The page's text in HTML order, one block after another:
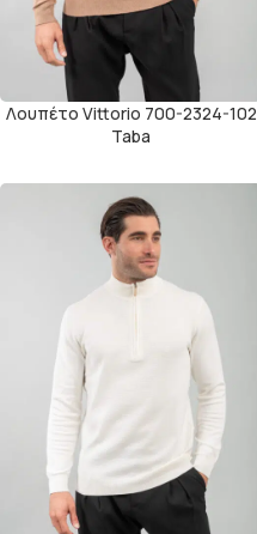
Λουπέτο Vittorio 700-2324-102
Taba